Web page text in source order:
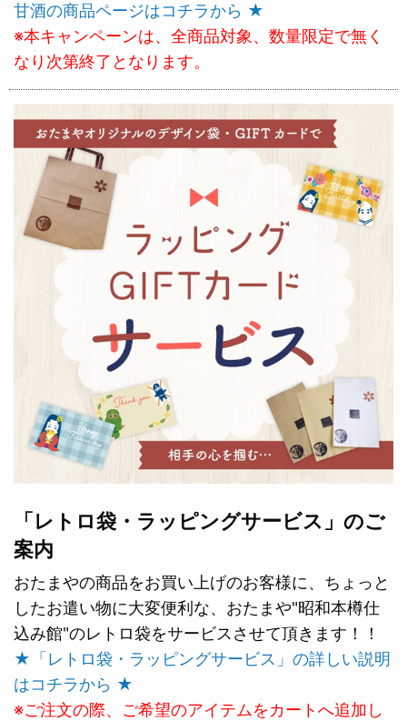
甘酒の商品ページはコチラから ★
※本キャンペーンは、全商品対象、数量限定で無く
なり次第終了となります。
「レトロ袋・ラッピングサービス」のご
案内
おたまやの商品をお買い上げのお客様に、ちょっと
したお遣い物に大変便利な、おたまや"昭和本樽仕
込み館"のレトロ袋をサービスさせて頂きます！！
★「レトロ袋・ラッピングサービス」の詳しい説明
はコチラから ★
※ご注文の際、ご希望のアイテムをカートへ追加し